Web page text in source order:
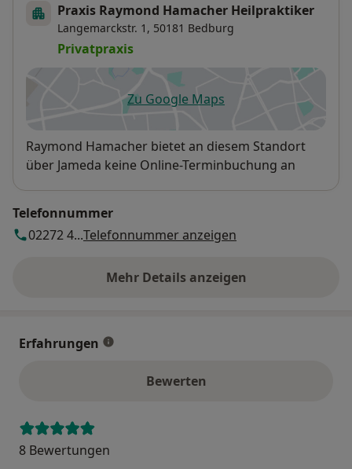
Praxis Raymond Hamacher Heilpraktiker
Langemarckstr. 1, 50181 Bedburg
Privatpraxis
Zu Google Mapsöffnet in einer neuen
Verfügbarkeit
Raymond Hamacher bietet an diesem Standort
über Jameda keine Online-Terminbuchung an
Telefonnummer
02272 4...Telefonnummer anzeigen
Mehr Details anzeigen
über die Adresse
Erfahrungen
Bewerten
8 Bewertungen